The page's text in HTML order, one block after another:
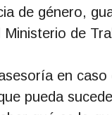
de género,
Ministerio de
en
pueda